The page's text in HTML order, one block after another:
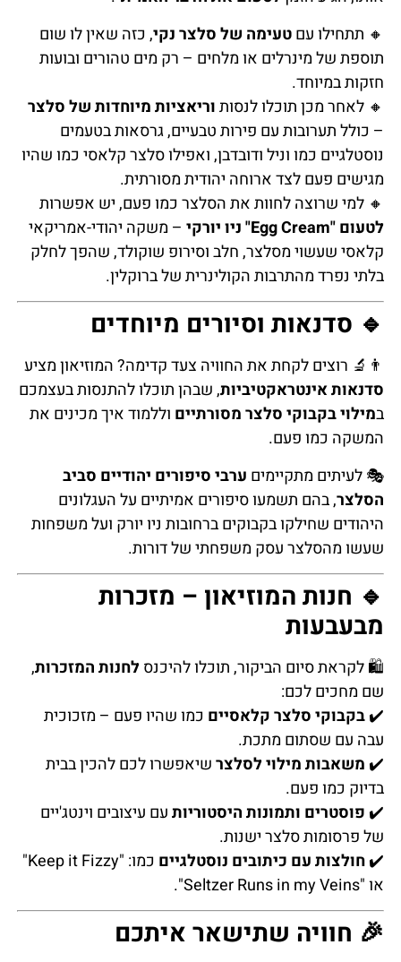
🔸 תתחילו עםטעימה של סלצר נקי, כזה שאין לו שום
תוספת של מינרלים או מלחים – רק מים טהורים ובועות
חזקות במיוחד.
🔸 לאחר מכן תוכלו לנסותוריאציות מיוחדות של סלצר
– כולל תערובות עם פירות טבעיים, גרסאות בטעמים
נוסטלגיים כמו וניל ודובדבן, ואפילו סלצר קלאסי כמו שהיו
מגישים פעם לצד ארוחה יהודית מסורתית.
🔸 למי שרוצה לחוות את הסלצר כמו פעם, יש אפשרות
לטעום "Egg Cream" ניו יורקי
– משקה יהודי-אמריקאי
קלאסי שעשוי מסלצר, חלב וסירופ שוקולד, שהפך לחלק
בלתי נפרד מהתרבות הקולינרית של ברוקלין.
🔹 סדנאות וסיורים מיוחדים
👨‍🔬 רוצים לקחת את החוויה צעד קדימה? המוזיאון מציע
סדנאות אינטראקטיביות, שבהן תוכלו להתנסות בעצמכם
במילוי בקבוקי סלצר מסורתיים וללמוד איך מכינים את
המשקה כמו פעם.
🎭 לעיתים מתקיימים ערבי סיפורים יהודיים סביב
הסלצר, בהם תשמעו סיפורים אמיתיים על העגלונים
היהודים שחילקו בקבוקים ברחובות ניו יורק ועל משפחות
שעשו מהסלצר עסק משפחתי של דורות.
🔹 חנות המוזיאון – מזכרות
מבעבעות
🛍️ לקראת סיום הביקור, תוכלו להיכנסלחנות המזכרות,
שם מחכים לכם:
✔️בקבוקי סלצר קלאסיים כמו שהיו פעם – מזכוכית
עבה עם שסתום מתכת.
✔️ משאבות מילוי לסלצרשיאפשרו לכם להכין בבית
בדיוק כמו פעם.
✔️ פוסטרים ותמונות היסטוריותעם עיצובים וינטג'יים
של פרסומות סלצר ישנות.
✔️חולצות עם כיתובים נוסטלגיים
כמו: "Keep it Fizzy"
או "Seltzer Runs in my Veins".
🎉 חוויה שתישאר איתכם